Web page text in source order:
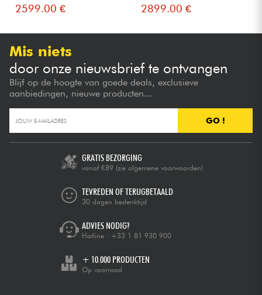
2599.00 € 2899.00 €
Mis niets
door onze nieuwsbrief te ontvangen
Blijf op de hoogte van goede deals, exclusieve
aanbiedingen, nieuwe producten...
GO !
GRATIS BEZORGING
vanaf €89 (zie algemene voorwaarden)
TEVREDEN OF TERUGBETAALD
30 dagen bedenktijd
ADVIES NODIG?
Hotline : +33 1 81 930 900
+ 10.000 PRODUCTEN
Op voorraad